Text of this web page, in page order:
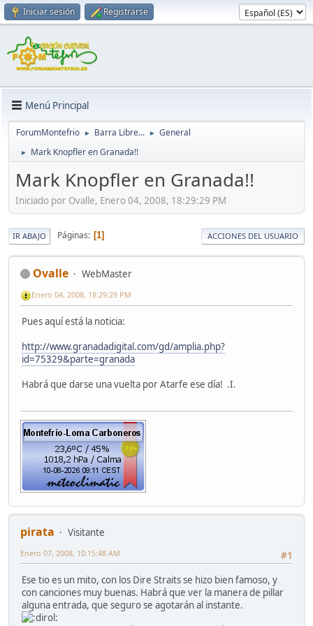
Iniciar sesión Registrarse
Menú Principal
ForumMontefrio ► Barra Libre... ► General
► Mark Knopfler en Granada!!
Mark Knopfler en Granada!!
Iniciado por Ovalle, Enero 04, 2008, 18:29:29 PM
IR ABAJO Páginas 1 ACCIONES DEL USUARIO
Ovalle WebMaster
Enero 04, 2008, 18:29:29 PM
Pues aquí está la noticia:
http://www.granadadigital.com/gd/amplia.php?
id=75329&parte=granada
Habrá que darse una vuelta por Atarfe ese día! .I.
pirata
Visitante
#1
Enero 07, 2008, 10:15:48 AM
Ese tio es un mito, con los Dire Straits se hizo bien famoso, y
con canciones muy buenas. Habrá que ver la manera de pillar
alguna entrada, que seguro se agotarán al instante.